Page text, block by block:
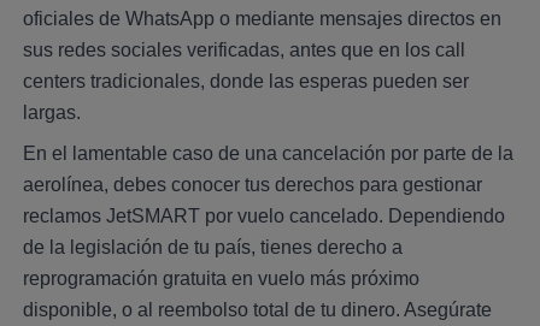
oficiales de WhatsApp o mediante mensajes directos en
sus redes sociales verificadas, antes que en los call
centers tradicionales, donde las esperas pueden ser
largas.
En el lamentable caso de una cancelación por parte de la
aerolínea, debes conocer tus derechos para gestionar
reclamos JetSMART por vuelo cancelado. Dependiendo
de la legislación de tu país, tienes derecho a
reprogramación gratuita en vuelo más próximo
disponible, o al reembolso total de tu dinero. Asegúrate